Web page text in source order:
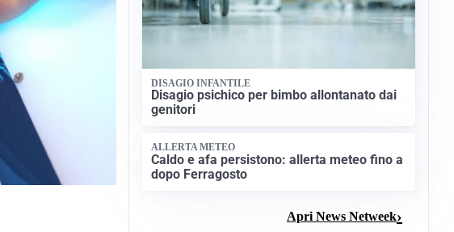
DISAGIO INFANTILE
Disagio psichico per bimbo allontanato dai
genitori
ALLERTA METEO
Caldo e afa persistono: allerta meteo fino a
dopo Ferragosto
Apri News Netweek